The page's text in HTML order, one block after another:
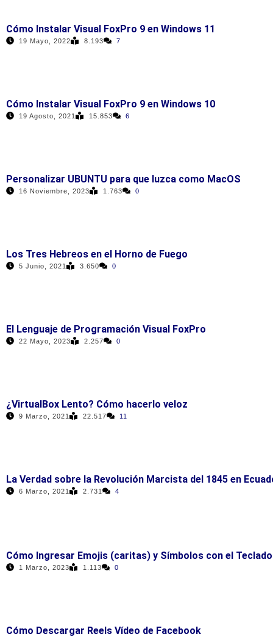
Cómo Instalar Visual FoxPro 9 en Windows 11
19 Mayo, 2022 8.193 7
Cómo Instalar Visual FoxPro 9 en Windows 10
19 Agosto, 2021 15.853 6
Personalizar UBUNTU para que luzca como MacOS
16 Noviembre, 2023 1.763 0
Los Tres Hebreos en el Horno de Fuego
5 Junio, 2021 3.650 0
El Lenguaje de Programación Visual FoxPro
22 Mayo, 2023 2.257 0
¿VirtualBox Lento? Cómo hacerlo veloz
9 Marzo, 2021 22.517 11
La Verdad sobre la Revolución Marcista del 1845 en
6 Marzo, 2021 2.731 4
Cómo Ingresar Emojis (caritas) y Símbolos con el Teclado
1 Marzo, 2023 1.113 0
Cómo Descargar Reels Vídeo de Facebook